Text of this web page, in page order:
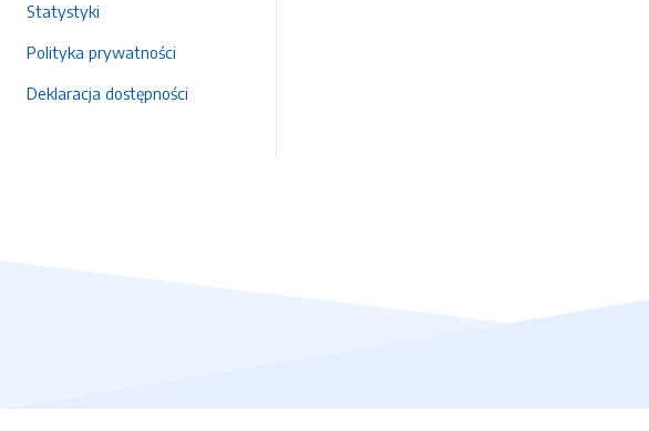
Statystyki
Polityka prywatności
Deklaracja dostępności